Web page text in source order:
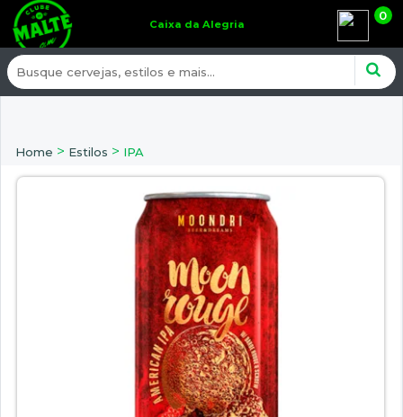
Caixa da Alegria
0
Home > Estilos > IPA